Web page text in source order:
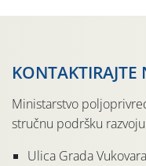
KONTAKTIRAJTE
Ministarstvo
stručnu podršku
Ulica Grada